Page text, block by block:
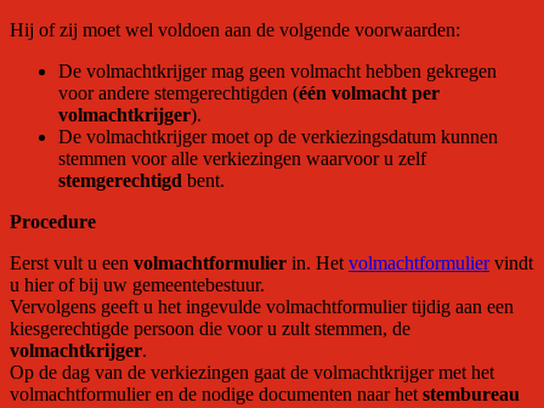
Hij of zij moet wel voldoen aan de volgende voorwaarden:
De volmachtkrijger mag geen volmacht hebben gekregen
voor andere stemgerechtigden (één volmacht per
volmachtkrijger).
De volmachtkrijger moet op de verkiezingsdatum kunnen
stemmen voor alle verkiezingen waarvoor u zelf
stemgerechtigd bent.
Procedure
Eerst vult u een volmachtformulier in. Het volmachtformuliervindt
u hier of bij uw gemeentebestuur.
Vervolgens geeft u het ingevulde volmachtformulier tijdig aan een
kiesgerechtigde persoon die voor u zult stemmen, de
volmachtkrijger.
Op de dag van de verkiezingen gaat de volmachtkrijger met het
volmachtformulier en de nodige documenten naar het stembureau